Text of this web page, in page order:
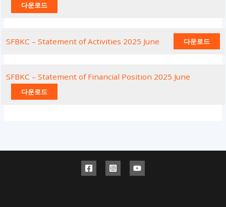
다운로드
SFBKC – Statement of Activities 2025 June 다운로드
SFBKC – Statement of Financial Position 2025 June
다운로드